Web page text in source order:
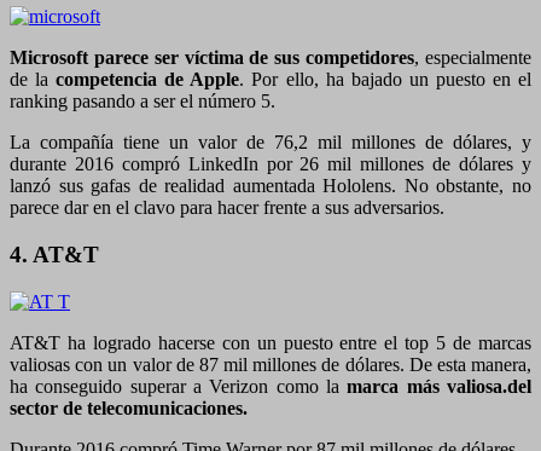
Microsoft parece ser víctima de sus competidores, especialmente
de lacompetencia de Apple. Por ello, ha bajado un puesto en el
ranking pasando a ser el número 5.
La compañía tiene un valor de 76,2 mil millones de dólares, y
durante 2016 compró LinkedIn por 26 mil millones de dólares y
lanzó sus gafas de realidad aumentada Hololens. No obstante, no
parece dar en el clavo para hacer frente a sus adversarios.
4. AT&T
AT&T ha logrado hacerse con un puesto entre el top 5 de marcas
valiosas con un valor de 87 mil millones de dólares. De esta manera,
ha conseguido superar a Verizon como lamarca más valiosa.del
sector de telecomunicaciones.